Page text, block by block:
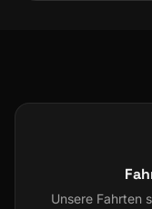
Unsere Fahrten